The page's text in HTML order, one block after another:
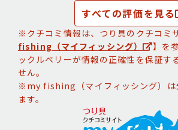
すべての評価を見る
※クチコミ情報は、つり具のクチコミ
fishing（マイフィッシング）
】を
ックルベリーが情報の正確性を保証す
せん。
※my fishing（マイフィッシング）は
ます。